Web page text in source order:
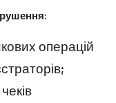
операцій